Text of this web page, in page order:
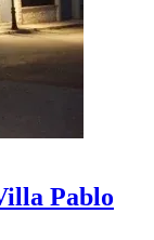
Pablo